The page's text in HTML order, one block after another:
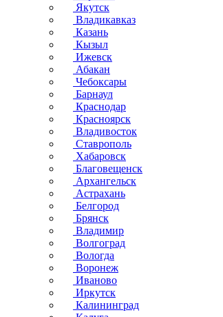
Якутск
Владикавказ
Казань
Кызыл
Ижевск
Абакан
Чебоксары
Барнаул
Краснодар
Красноярск
Владивосток
Ставрополь
Хабаровск
Благовещенск
Архангельск
Астрахань
Белгород
Брянск
Владимир
Волгоград
Вологда
Воронеж
Иваново
Иркутск
Калининград